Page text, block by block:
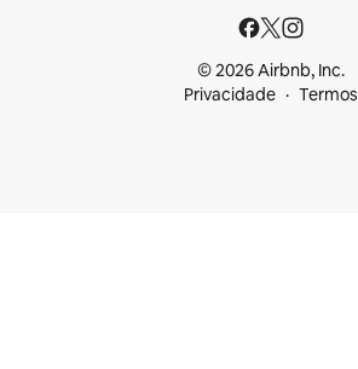
© 2026 Airbnb, Inc.
Privacidade
Termos